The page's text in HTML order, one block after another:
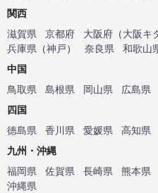
関西
滋賀県
京都府 大阪府 （大阪キ
兵庫県 （神戸） 奈良県
和歌山
中国
鳥取県
島根県 岡山県 広島県
四国
徳島県
香川県 愛媛県
高知県
九州・沖縄
福岡県
佐賀県 長崎県 熊本県
沖縄県